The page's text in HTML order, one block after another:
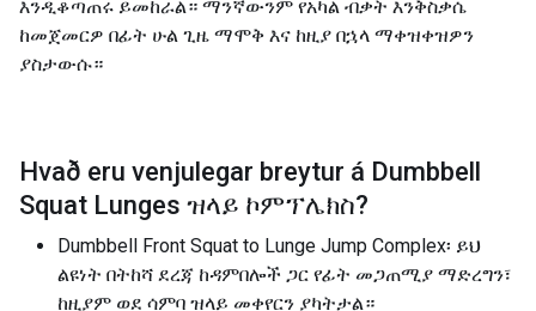
እንዲቆጣጠሩ ይመከራል። ማንኛውንም የአካል ብቃት እንቅስቃሴ
ከመጀመርዎ በፊት ሁል ጊዜ ማሞቅ እና ከዚያ በኋላ ማቀዝቀዝዎን
ያስታውሱ።
Hvað eru venjulegar breytur á Dumbbell
Squat Lunges ዝላይ ኮምፕሌክስ?
Dumbbell Front Squat to Lunge Jump Complex፡ ይህ
ልዩነት በትከሻ ደረጃ ከዳምበሎች ጋር የፊት መጋጠሚያ ማድረግን፣
ከዚያም ወደ ሳምባ ዝላይ መቀየርን ያካትታል።